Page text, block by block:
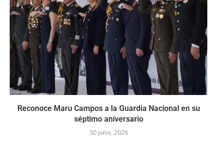
Reconoce Maru Campos a la Guardia Nacional en su
séptimo aniversario
30 junio, 2026